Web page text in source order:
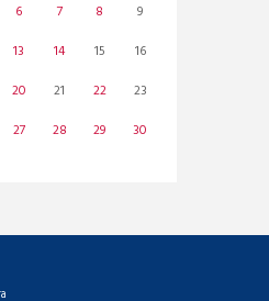
6 7 8
9
13 14 15
16
20 21 22
23
27 28 29 30